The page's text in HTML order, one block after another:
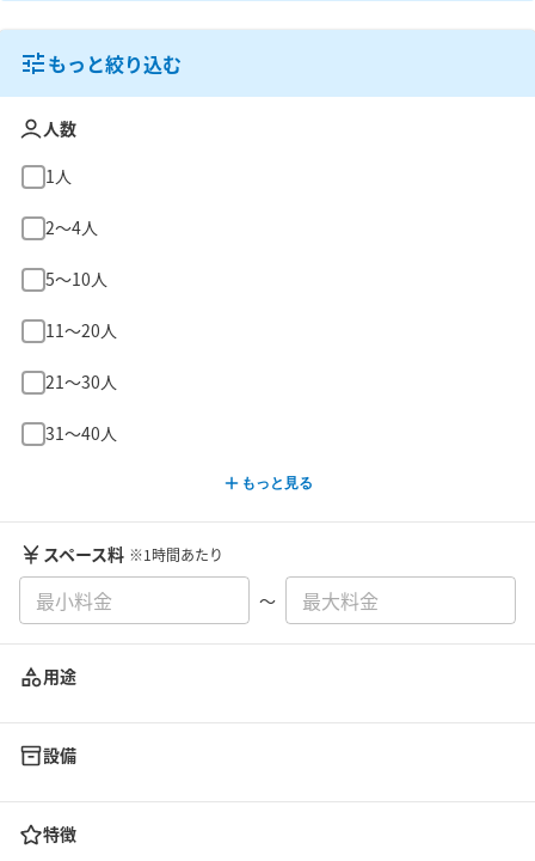
もっと絞り込む
人数
1人
2〜4人
5〜10人
11〜20人
21〜30人
31〜40人
もっと見る
スペース料 ※1時間あたり
〜
用途
設備
特徴